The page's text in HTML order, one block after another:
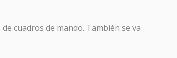
cuadros de mando. También se va